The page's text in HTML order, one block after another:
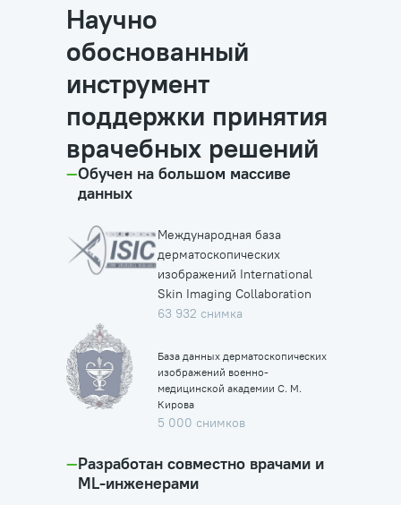
Научно
обоснованный
инструмент
поддержки принятия
врачебных решений
—Обучен на большом массиве
данных
Международная база
дерматоскопических
изображений International
Skin Imaging Collaboration
63 932 снимка
База данных дерматоскопических
изображений военно-
медицинской академии C. М.
Кирова
5 000 снимков
—Разработан совместно врачами и
ML-инженерами